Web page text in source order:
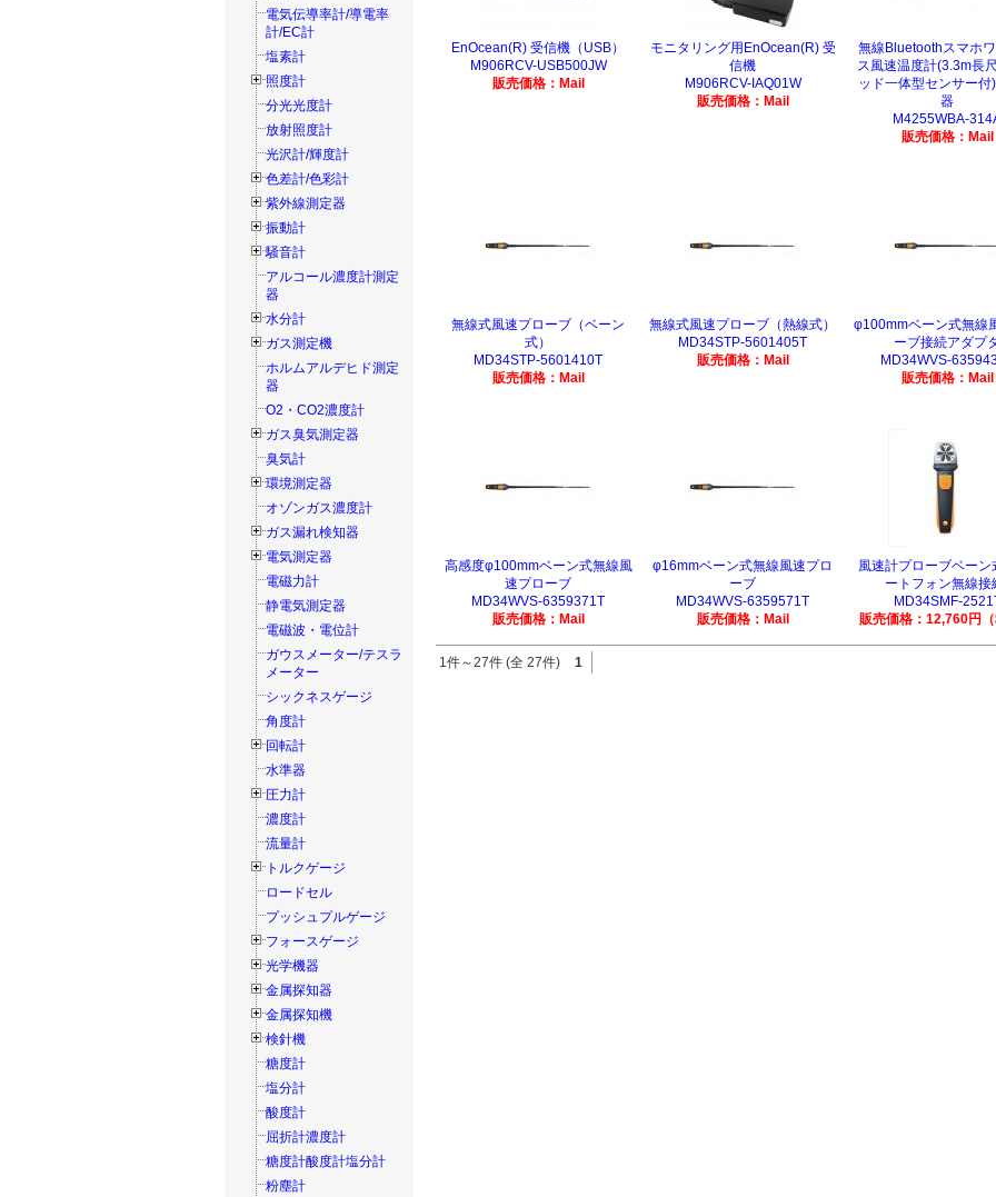
電気伝導率計/導電率
計/EC計
塩素計
照度計
分光光度計
放射照度計
光沢計/輝度計
色差計/色彩計
紫外線測定器
振動計
騒音計
アルコール濃度計測定
器
水分計
ガス測定機
ホルムアルデヒド測定
器
O2・CO2濃度計
ガス臭気測定器
臭気計
環境測定器
オゾンガス濃度計
ガス漏れ検知器
電気測定器
電磁力計
静電気測定器
電磁波・電位計
ガウスメーター/テスラ
メーター
シックネスゲージ
角度計
回転計
水準器
圧力計
濃度計
流量計
トルクゲージ
ロードセル
プッシュプルゲージ
フォースゲージ
光学機器
金属探知器
金属探知機
検針機
糖度計
塩分計
酸度計
屈折計濃度計
糖度計酸度計塩分計
粉塵計
EnOcean(R) 受信機（USB）
M906RCV-USB500JW
販売価格：Mail
モニタリング用EnOcean(R) 受
信機
M906RCV-IAQ01W
販売価格：Mail
無線Bluetoothスマホ
ス風速温度計(3.3m長
ッド一体型センサー付
器
M4255WBA-
販売価格：Mail
無線式風速プローブ（ベーン
式）
MD34STP-5601410T
販売価格：Mail
無線式風速プローブ（熱線式）
MD34STP-5601405T
販売価格：Mail
φ100mmベーン式無線
ーブ接続アダプ
MD34WVS-
販売価格：Mail
高感度φ100mmベーン式無線風
速プローブ
MD34WVS-6359371T
販売価格：Mail
φ16mmベーン式無線風速プロ
ーブ
MD34WVS-6359571T
販売価格：Mail
風速計プローブベーン
ートフォン無線接
MD34SMF-
販売価格：12,760円
1件～27件 (全 27件) 1